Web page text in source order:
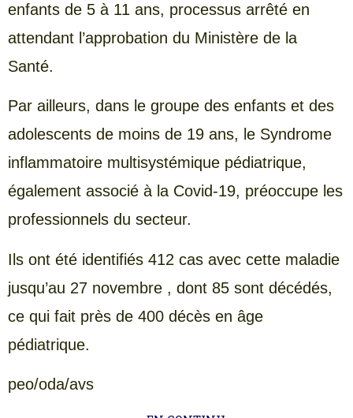
enfants de 5 à 11 ans, processus arrêté en
attendant l’approbation du Ministère de la
Santé.
Par ailleurs, dans le groupe des enfants et des
adolescents de moins de 19 ans, le Syndrome
inflammatoire multisystémique pédiatrique,
également associé à la Covid-19, préoccupe les
professionnels du secteur.
Ils ont été identifiés 412 cas avec cette maladie
jusqu’au 27 novembre , dont 85 sont décédés,
ce qui fait près de 400 décès en âge
pédiatrique.
peo/oda/avs